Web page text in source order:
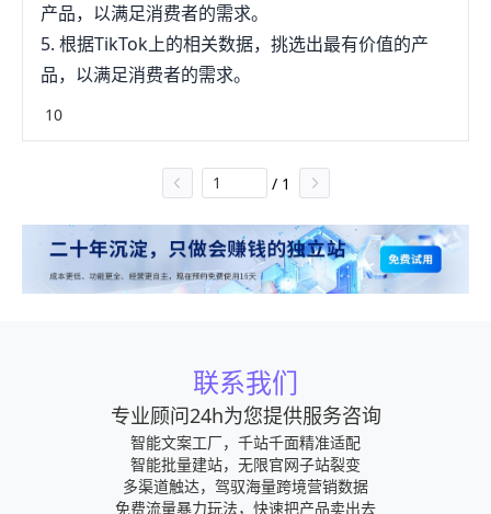
产品，以满足消费者的需求。
5. 根据TikTok上的相关数据，挑选出最有价值的产
品，以满足消费者的需求。
10
/ 1
联系我们
专业顾问24h为您提供服务咨询
智能文案工厂，千站千面精准适配
智能批量建站，无限官网子站裂变
多渠道触达，驾驭海量跨境营销数据
免费流量暴力玩法，快速把产品卖出去